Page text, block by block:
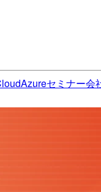
Azureセミナー会